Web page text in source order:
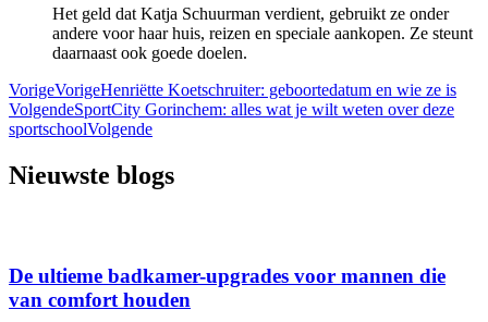
Het geld dat Katja Schuurman verdient, gebruikt ze onder
andere voor haar huis, reizen en speciale aankopen. Ze steunt
daarnaast ook goede doelen.
VorigeVorigeHenriëtte Koetschruiter: geboortedatum en wie ze is
VolgendeSportCity Gorinchem: alles wat je wilt weten over deze
sportschoolVolgende
Nieuwste blogs
De ultieme badkamer-upgrades voor mannen die
van comfort houden